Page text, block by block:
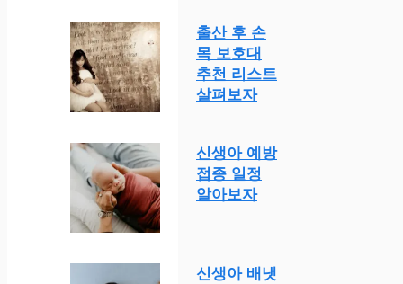
출산 후 손
목 보호대
추천 리스트
살펴보자
신생아 예방
접종 일정
알아보자
신생아 배냇